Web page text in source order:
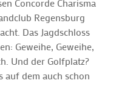
Regensburg
Das Jagdschloss
Geweihe, Geweihe,
Und der Golfplatz?
auf dem auch schon